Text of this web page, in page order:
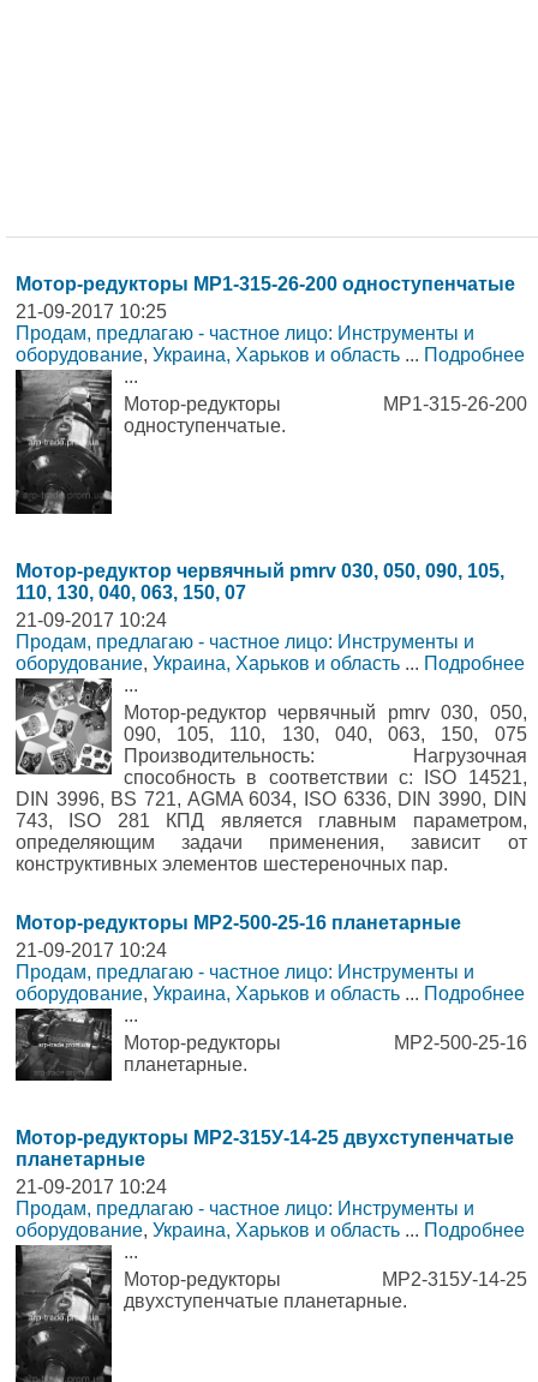
Мотор-редукторы МР1-315-26-200 одноступенчатые
21-09-2017 10:25
Продам, предлагаю - частное лицо: Инструменты и
оборудование, Украина, Харьков и область ... Подробнее
...
Мотор-редукторы МР1-315-26-200
одноступенчатые.
Мотор-редуктор червячный pmrv 030, 050, 090, 105,
110, 130, 040, 063, 150, 07
21-09-2017 10:24
Продам, предлагаю - частное лицо: Инструменты и
оборудование, Украина, Харьков и область ... Подробнее
...
Мотор-редуктор червячный pmrv 030, 050,
090, 105, 110, 130, 040, 063, 150, 075
Производительность: Нагрузочная
способность в соответствии с: ISO 14521,
DIN 3996, BS 721, AGMA 6034, ISO 6336, DIN 3990, DIN
743, ISO 281 КПД является главным параметром,
определяющим задачи применения, зависит от
конструктивных элементов шестереночных пар.
Мотор-редукторы МР2-500-25-16 планетарные
21-09-2017 10:24
Продам, предлагаю - частное лицо: Инструменты и
оборудование, Украина, Харьков и область ... Подробнее
...
Мотор-редукторы МР2-500-25-16
планетарные.
Мотор-редукторы МР2-315У-14-25 двухступенчатые
планетарные
21-09-2017 10:24
Продам, предлагаю - частное лицо: Инструменты и
оборудование, Украина, Харьков и область ... Подробнее
...
Мотор-редукторы МР2-315У-14-25
двухступенчатые планетарные.